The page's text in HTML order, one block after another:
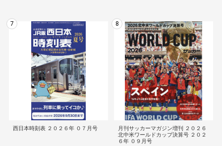
7
西日本時刻表 ２０２６年 ０７月号
8
月刊サッカーマガジン増刊 ２０２６
北中米ワールドカップ決算号 ２０２
６年 ０９月号